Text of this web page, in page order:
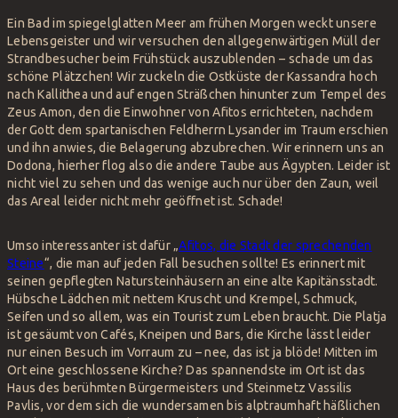
Ein Bad im spiegelglatten Meer am frühen Morgen weckt unsere
Lebensgeister und wir versuchen den allgegenwärtigen Müll der
Strandbesucher beim Frühstück auszublenden – schade um das
schöne Plätzchen! Wir zuckeln die Ostküste der Kassandra hoch
nach Kallithea und auf engen Sträßchen hinunter zum Tempel des
Zeus Amon, den die Einwohner von Afitos errichteten, nachdem
der Gott dem spartanischen Feldherrn Lysander im Traum erschien
und ihn anwies, die Belagerung abzubrechen. Wir erinnern uns an
Dodona, hierher flog also die andere Taube aus Ägypten. Leider ist
nicht viel zu sehen und das wenige auch nur über den Zaun, weil
das Areal leider nicht mehr geöffnet ist. Schade!
Umso interessanter ist dafür „Afitos, die Stadt der sprechenden
Steine“, die man auf jeden Fall besuchen sollte! Es erinnert mit
seinen gepflegten Natursteinhäusern an eine alte Kapitänsstadt.
Hübsche Lädchen mit nettem Kruscht und Krempel, Schmuck,
Seifen und so allem, was ein Tourist zum Leben braucht. Die Platja
ist gesäumt von Cafés, Kneipen und Bars, die Kirche lässt leider
nur einen Besuch im Vorraum zu – nee, das ist ja blöde! Mitten im
Ort eine geschlossene Kirche? Das spannendste im Ort ist das
Haus des berühmten Bürgermeisters und Steinmetz Vassilis
Pavlis, vor dem sich die wundersamen bis alptraumhaft häßlichen